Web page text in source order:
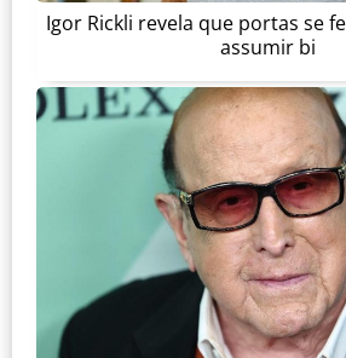
Igor Rickli revela que portas se
assumir bi